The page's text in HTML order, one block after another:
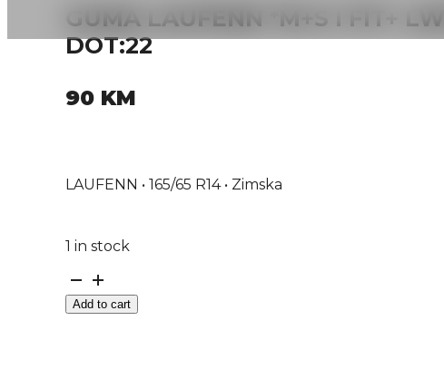
GUMA LAUFENN *M+S I FIT+
DOT:22
90 KM
LAUFENN • 165/65 R14 • Zimska
1 in stock
GUMA
LAUFENN
*M+S
Add to cart